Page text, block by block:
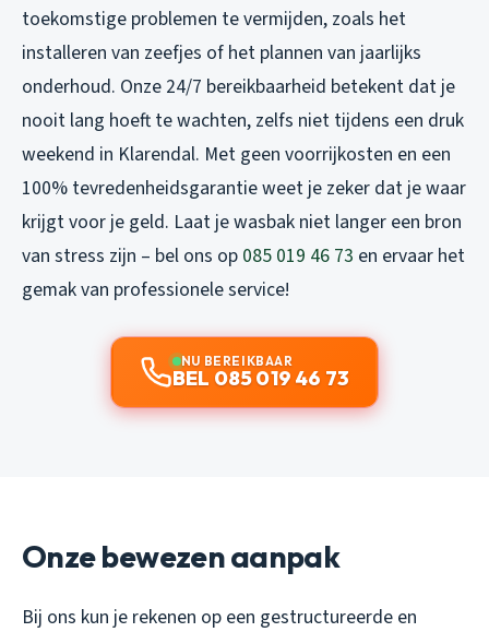
toekomstige problemen te vermijden, zoals het
installeren van zeefjes of het plannen van jaarlijks
onderhoud. Onze 24/7 bereikbaarheid betekent dat je
nooit lang hoeft te wachten, zelfs niet tijdens een druk
weekend in Klarendal. Met geen voorrijkosten en een
100% tevredenheidsgarantie weet je zeker dat je waar
krijgt voor je geld. Laat je wasbak niet langer een bron
van stress zijn – bel ons op 085 019 46 73 en ervaar het
gemak van professionele service!
NU BEREIKBAAR
BEL 085 019 46 73
Onze bewezen aanpak
Bij ons kun je rekenen op een gestructureerde en